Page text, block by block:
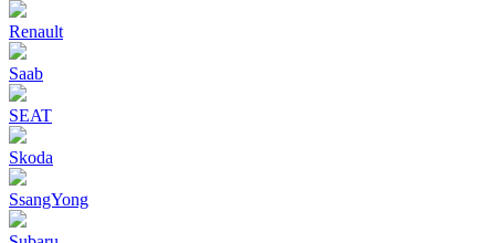
Renault
Saab
SEAT
Skoda
SsangYong